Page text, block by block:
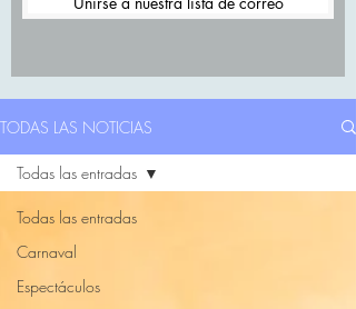
TODAS LAS NOTICIAS
Todas las entradas
Carnaval
Espectáculos
Todas las entradas